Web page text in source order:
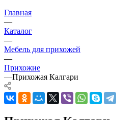
Главная
—
Каталог
—
Мебель для прихожей
—
Прихожие
—Прихожая Калгари